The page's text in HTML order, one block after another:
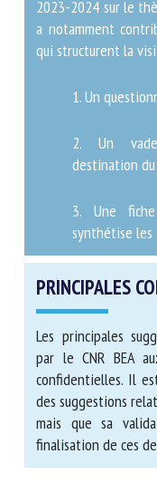
la période 2023-
Animal ». Le
l’élaboration des 3
2. Un
3. Une fiche
synthétise
PRINCIPALES
Les principales
par le CNR BEA
confidentielles. Il
des suggestions
document mais que
dans la finalisation